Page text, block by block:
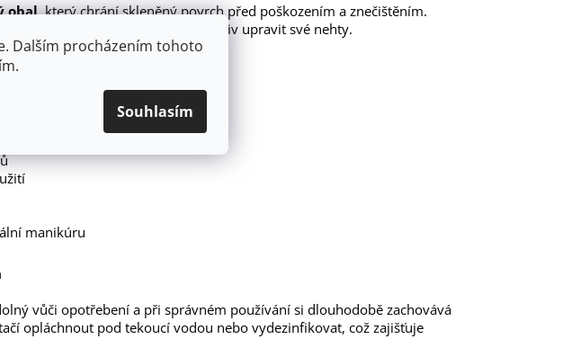
Dalším procházením tohoto
Souhlasím
obal, který chrání skleněný povrch před poškozením a znečištěním.
pilník neustále při sobě a kdykoliv upravit své nehty.
manikúru
vůči opotřebení a při správném používání si dlouhodobě zachovává
opláchnout pod tekoucí vodou nebo vydezinfikovat, což zajišťuje